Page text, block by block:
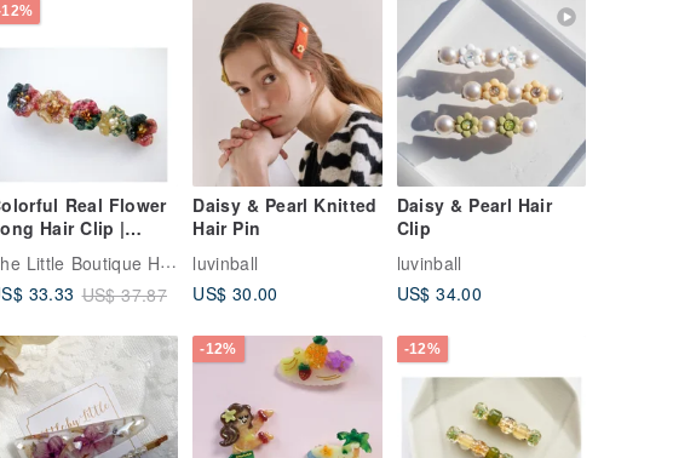
Real Flower
Hair Clip |
Barrette | hairThe Little Boutique Handmade Jewelry
33.33 US$ 37.87
Daisy & Pearl Knitted
Hair Pin
luvinball
US$ 30.00
Daisy & Pearl Hair
Clip
luvinball
US$ 34.00
-12% -12%